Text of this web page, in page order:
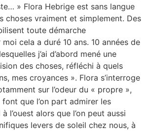
» Flora Hebrige est sans langue
choses vraiment et simplement. Des
toute démarche
cela a duré 10 ans. 10 années de
j’ai d’abord mené une
des choses, réfléchi à quels
mes croyances ». Flora s’interroge
sur l’odeur du « propre »,
que l’on part admirer les
l’ouest alors que l’on peut aussi
levers de soleil chez nous, à